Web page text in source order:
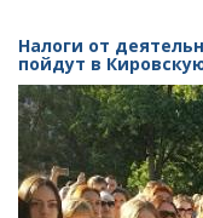
строительства
опасного
завода
в
Горном
вынесут
на
Налоги от
пойдут в